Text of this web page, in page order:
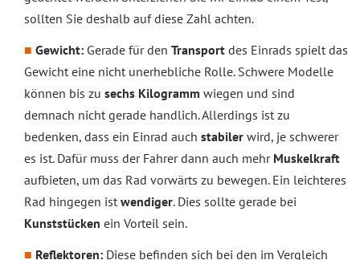
sollten Sie deshalb auf diese Zahl achten.
Gewicht: Gerade für den Transport des Einrads spielt das
Gewicht eine nicht unerhebliche Rolle. Schwere Modelle
können bis zu sechs Kilogramm wiegen und sind
demnach nicht gerade handlich. Allerdings ist zu
bedenken, dass ein Einrad auch stabiler wird, je schwerer
es ist. Dafür muss der Fahrer dann auch mehr Muskelkraft
aufbieten, um das Rad vorwärts zu bewegen. Ein leichteres
Rad hingegen ist wendiger. Dies sollte gerade bei
Kunststücken ein Vorteil sein.
Reflektoren: Diese befinden sich bei den im Vergleich